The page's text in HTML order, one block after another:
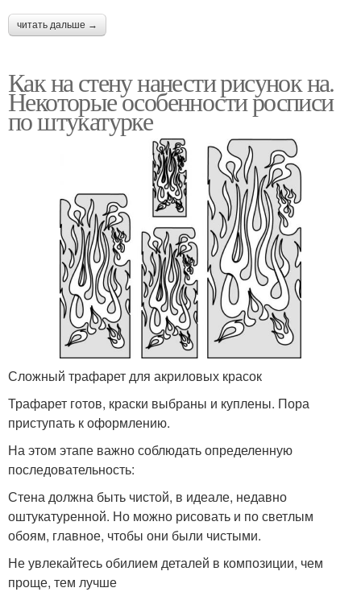
читать дальше →
Как на стену нанести рисунок на.
Некоторые особенности росписи
по штукатурке
Сложный трафарет для акриловых красок
Трафарет готов, краски выбраны и куплены. Пора
приступать к оформлению.
На этом этапе важно соблюдать определенную
последовательность:
Стена должна быть чистой, в идеале, недавно
оштукатуренной. Но можно рисовать и по светлым
обоям, главное, чтобы они были чистыми.
Не увлекайтесь обилием деталей в композиции, чем
проще, тем лучше